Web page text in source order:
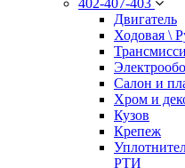
Двигатель
Ходовая \
Салон и
Хром и
Кузов
Крепеж
РТИ